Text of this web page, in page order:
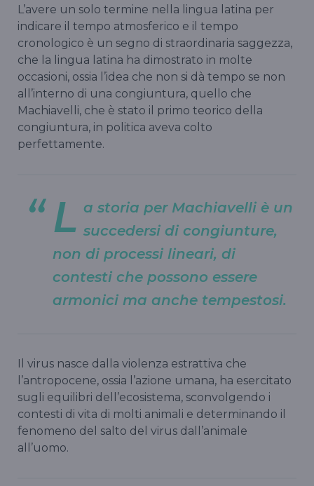
L’avere un solo termine nella lingua latina per
indicare il tempo atmosferico e il tempo
cronologico è un segno di straordinaria saggezza,
che la lingua latina ha dimostrato in molte
occasioni, ossia l’idea che non si dà tempo se non
all’interno di una congiuntura, quello che
Machiavelli, che è stato il primo teorico della
congiuntura, in politica aveva colto
perfettamente.
L a storia per Machiavelli è un
succedersi di congiunture,
non di processi lineari, di
contesti che possono essere
armonici ma anche tempestosi.
Il virus nasce dalla violenza estrattiva che
l’antropocene, ossia l’azione umana, ha esercitato
sugli equilibri dell’ecosistema, sconvolgendo i
contesti di vita di molti animali e determinando il
fenomeno del salto del virus dall’animale
all’uomo.